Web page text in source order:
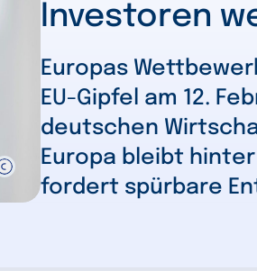
Suchen
Investoren
Europas
EU-Gipfel am 12.
deutschen
Europa bleibt hinter
fordert spürbare